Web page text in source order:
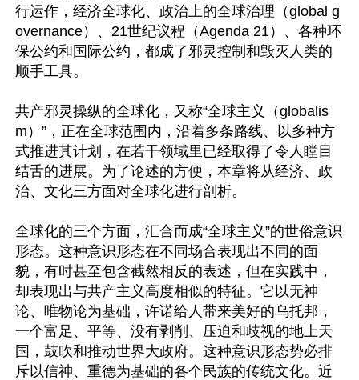
行运作，经济全球化、政治上的全球治理（global g
overnance）、21世纪议程（Agenda 21）、各种环
保公约和国际公约，都成了邪灵控制和毁灭人类的
顺手工具。
共产邪灵操纵的全球化，又称“全球主义（globalis
m）”，正在全球范围内，沿着多条路线、以多种方
式推进其计划，在若干领域里已经取得了令人瞠目
结舌的进展。为了论述的方便，本章将从经济、政
治、文化三方面对全球化进行剖析。
全球化的三个方面，汇合而成“全球主义”的世俗意识
形态。这种意识形态在不同场合表现出不同的面
貌，有时甚至包含截然相反的表述，但在实践中，
却表现出与共产主义高度相似的特征。它以无神
论、唯物论为基础，许诺给人带来美好的乌托邦，
一个富足、平等、没有剥削、压迫和歧视的地上天
国，鼓吹和推动世界大政府。这种意识形态势必排
斥以信神、重德为基础的各个民族的传统文化。近